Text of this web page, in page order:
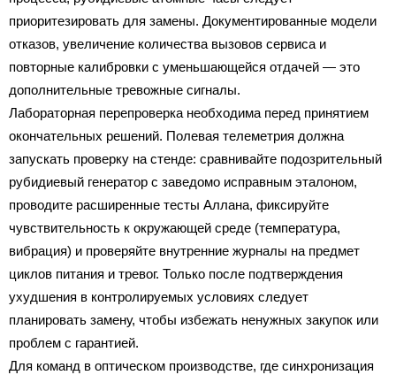
приоритезировать для замены. Документированные модели
отказов, увеличение количества вызовов сервиса и
повторные калибровки с уменьшающейся отдачей — это
дополнительные тревожные сигналы.
Лабораторная перепроверка необходима перед принятием
окончательных решений. Полевая телеметрия должна
запускать проверку на стенде: сравнивайте подозрительный
рубидиевый генератор с заведомо исправным эталоном,
проводите расширенные тесты Аллана, фиксируйте
чувствительность к окружающей среде (температура,
вибрация) и проверяйте внутренние журналы на предмет
циклов питания и тревог. Только после подтверждения
ухудшения в контролируемых условиях следует
планировать замену, чтобы избежать ненужных закупок или
проблем с гарантией.
Для команд в оптическом производстве, где синхронизация